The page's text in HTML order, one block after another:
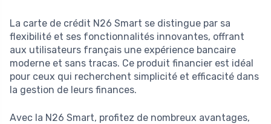
La carte de crédit N26 Smart se distingue par sa
flexibilité et ses fonctionnalités innovantes, offrant
aux utilisateurs français une expérience bancaire
moderne et sans tracas. Ce produit financier est idéal
pour ceux qui recherchent simplicité et efficacité dans
la gestion de leurs finances.
Avec la N26 Smart, profitez de nombreux avantages,